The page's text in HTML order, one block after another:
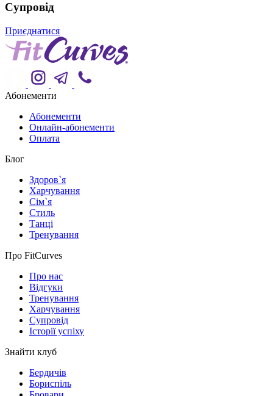
Супровід
Приєднатися
Абонементи
Абонементи
Онлайн-абонементи
Оплата
Блог
Здоров`я
Харчування
Сім`я
Стиль
Танці
Тренування
Про FitCurves
Про нас
Відгуки
Тренування
Харчування
Супровід
Історії успіху
Знайти клуб
Бердичів
Бориспіль